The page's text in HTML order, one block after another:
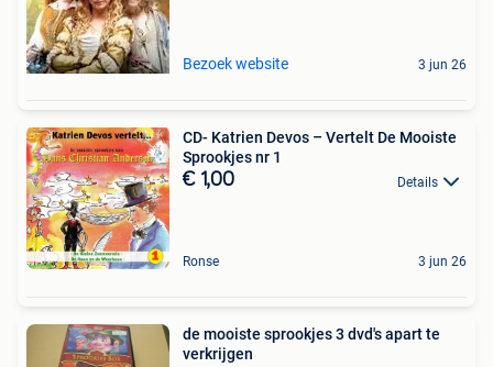
Bezoek website 3 jun 26
CD- Katrien Devos – Vertelt De Mooiste
Sprookjes nr 1
€ 1,00 Details
Ronse 3 jun 26
de mooiste sprookjes 3 dvd's apart te
verkrijgen